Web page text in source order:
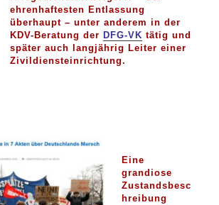
ehrenhaftesten Entlassung
überhaupt – unter anderem in der
KDV-Beratung der DFG-VK tätig und
später auch langjährig Leiter einer
Zivildiensteinrichtung.
Eine
grandiose
Zustandsbesc
hreibung